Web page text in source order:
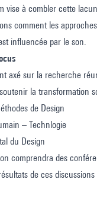
vise à combler cette
comment les
influencée par le son.
axé sur la recherche
la transformation
de Design
– Technlogie
du Design
comprendra des
de ces